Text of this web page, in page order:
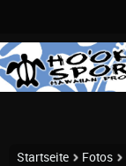
Startseite Fotos